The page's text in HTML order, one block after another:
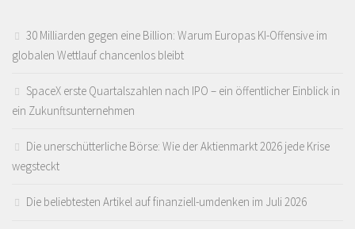
30 Milliarden gegen eine Billion: Warum Europas KI-Offensive im
globalen Wettlauf chancenlos bleibt
SpaceX erste Quartalszahlen nach IPO – ein öffentlicher Einblick in
ein Zukunftsunternehmen
Die unerschütterliche Börse: Wie der Aktienmarkt 2026 jede Krise
wegsteckt
Die beliebtesten Artikel auf finanziell-umdenken im Juli 2026